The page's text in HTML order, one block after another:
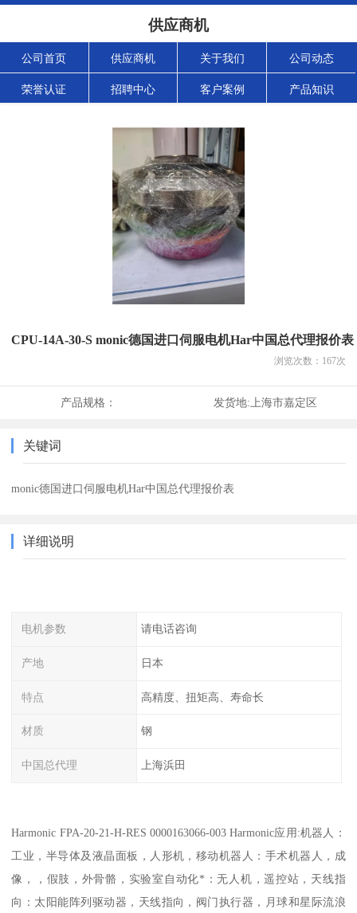
供应商机
公司首页 供应商机 关于我们 公司动态
荣誉认证 招聘中心 客户案例 产品知识
CPU-14A-30-S monic德国进口伺服电机Har中国总代理报价表
浏览次数： 167次
产品规格： 发货地: 上海市嘉定区
关键词
monic德国进口伺服电机Har中国总代理报价表
详细说明
电机参数 请电话咨询
产地 日本
特点 高精度、扭矩高、寿命长
材质 钢
中国总代理 上海浜田
Harmonic FPA-20-21-H-RES 0000163066-003 Harmonic应用:机器人：
工业，半导体及液晶面板，人形机，移动机器人：手术机器人，成
像，，假肢，外骨骼，实验室自动化*：无人机，遥控站，天线指
向：太阳能阵列驱动器，天线指向，阀门执行器，月球和星际流浪